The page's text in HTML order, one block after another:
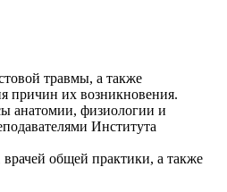
травмы, а также
причин их возникновения.
анатомии, физиологии и
Института
врачей общей практики, а также